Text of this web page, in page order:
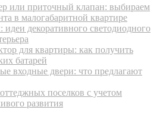
или приточный клапан: выбираем
в малогабаритной квартире
декоративного светодиодного
для квартиры: как получить
батарей
входные двери: что предлагают
поселков с учетом
развития